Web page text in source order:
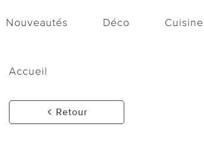
Nouveautés Déco Cuisine
Accueil
Retour